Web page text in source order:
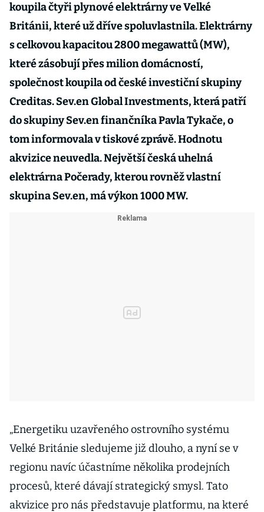
koupila čtyři plynové elektrárny ve Velké
Británii, které už dříve spoluvlastnila. Elektrárny
s celkovou kapacitou 2800 megawattů (MW),
které zásobují přes milion domácností,
společnost koupila od české investiční skupiny
Creditas. Sev.en Global Investments, která patří
do skupiny Sev.en finančníka Pavla Tykače, o
tom informovala v tiskové zprávě. Hodnotu
akvizice neuvedla. Největší česká uhelná
elektrárna Počerady, kterou rovněž vlastní
skupina Sev.en, má výkon 1000 MW.
„Energetiku uzavřeného ostrovního systému
Velké Británie sledujeme již dlouho, a nyní se v
regionu navíc účastníme několika prodejních
procesů, které dávají strategický smysl. Tato
akvizice pro nás představuje platformu, na které